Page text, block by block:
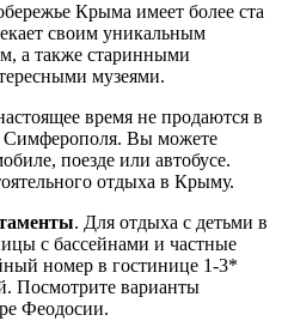
Крыма имеет более ста
своим уникальным
а также старинными
музеями.
время не продаются в
Симферополя. Вы можете
поезде или автобусе.
отдыха в Крыму.
. Для отдыха с детьми в
с бассейнами и частные
номер в гостинице 1-3*
Посмотрите варианты
Феодосии.